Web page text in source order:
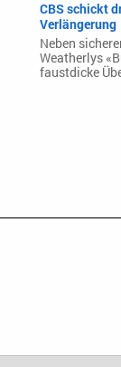
CBS schickt
Verlängerung
Neben
Weatherlys
faustdicke